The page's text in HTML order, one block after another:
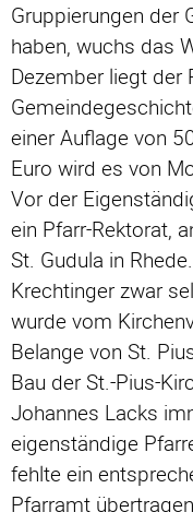
Gruppierungen der
haben, wuchs das
Dezember liegt der
einer Auflage von
Euro wird es von
Vor der
ein Pfarr-Rektorat,
St. Gudula in
Krechtinger zwar
wurde vom
Belange von St.
Bau der St.-Pius-
Johannes Lacks
eigenständige
fehlte ein
Pfarramt